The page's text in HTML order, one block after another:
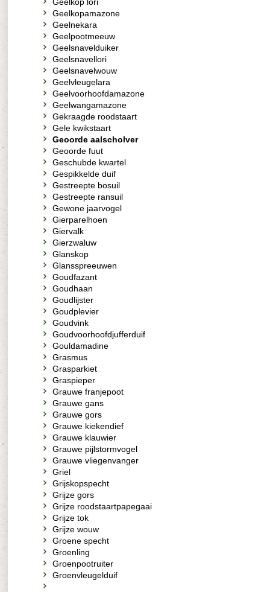
Geelkopamazone
Geelnekara
Geelpootmeeuw
Geelsnavelduiker
Geelsnavellori
Geelsnavelwouw
Geelvleugelara
Geelvoorhoofdamazone
Geelwangamazone
Gekraagde roodstaart
Gele kwikstaart
Geoorde aalscholver
Geoorde fuut
Geschubde kwartel
Gespikkelde duif
Gestreepte bosuil
Gestreepte ransuil
Gewone jaarvogel
Gierparelhoen
Giervalk
Gierzwaluw
Glanskop
Glansspreeuwen
Goudfazant
Goudhaan
Goudlijster
Goudplevier
Goudvink
Goudvoorhoofdjufferduif
Gouldamadine
Grasmus
Grasparkiet
Graspieper
Grauwe franjepoot
Grauwe gans
Grauwe gors
Grauwe kiekendief
Grauwe klauwier
Grauwe pijlstormvogel
Grauwe vliegenvanger
Griel
Grijskopspecht
Grijze gors
Grijze roodstaartpapegaai
Grijze tok
Grijze wouw
Groene specht
Groenling
Groenpootruiter
Groenvleugelduif